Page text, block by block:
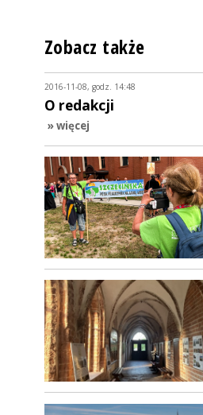
Zobacz także
2016-11-08, godz. 14:48
O redakcji
» więcej